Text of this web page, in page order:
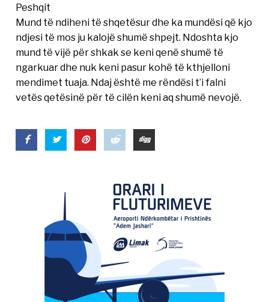
Peshqit
Mund të ndiheni të shqetësur dhe ka mundësi që kjo
ndjesi të mos ju kalojë shumë shpejt. Ndoshta kjo
mund të vijë për shkak se keni qenë shumë të
ngarkuar dhe nuk keni pasur kohë të kthjelloni
mendimet tuaja. Ndaj është me rëndësi t’i falni
vetës qetësinë për të cilën keni aq shumë nevojë.